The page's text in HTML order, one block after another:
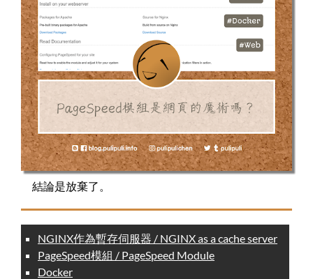
結論是放棄了。
NGINX作為暫存伺服器 / NGINX as a cache server
PageSpeed模組 / PageSpeed Module
Docker